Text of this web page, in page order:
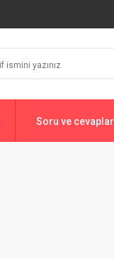
Soru ve cevaplar